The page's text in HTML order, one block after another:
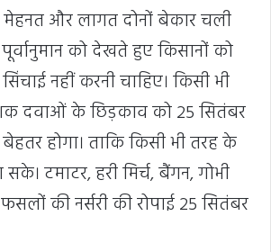
मेहनत और लागत दोनों बेकार चली
को देखते हुए किसानों को
नहीं करनी चाहिए। किसी भी
दवाओं के छिड़काव को 25 सितंबर
होगा। ताकि किसी भी तरह के
टमाटर, हरी मिर्च, बैंगन, गोभी
की नर्सरी की रोपाई 25 सितंबर